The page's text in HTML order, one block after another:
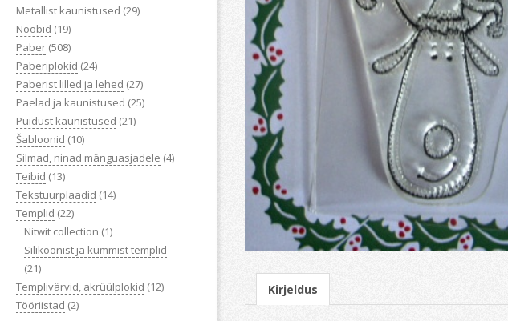
Metallist kaunistused (29)
Nööbid (19)
Paber (508)
Paberiplokid (24)
Paberist lilled ja lehed (27)
Paelad ja kaunistused (25)
Puidust kaunistused (21)
Šabloonid (10)
Silmad, ninad mänguasjadele (4)
Teibid (13)
Tekstuurplaadid (14)
Templid (22)
Nitwit collection (1)
Silikoonist ja kummist templid
(21)
Templivärvid, akrüülplokid (12)
Tööriistad (2)
Kirjeldus